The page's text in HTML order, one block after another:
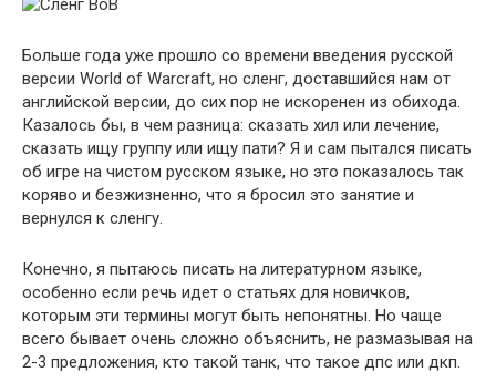
Больше года уже прошло со времени введения русской
версии World of Warcraft, но сленг, доставшийся нам от
английской версии, до сих пор не искоренен из обихода.
Казалось бы, в чем разница: сказать хил или лечение,
сказать ищу группу или ищу пати? Я и сам пытался писать
об игре на чистом русском языке, но это показалось так
коряво и безжизненно, что я бросил это занятие и
вернулся к сленгу.
Конечно, я пытаюсь писать на литературном языке,
особенно если речь идет о статьях для новичков,
которым эти термины могут быть непонятны. Но чаще
всего бывает очень сложно объяснить, не размазывая на
2-3 предложения, кто такой танк, что такое дпс или дкп.